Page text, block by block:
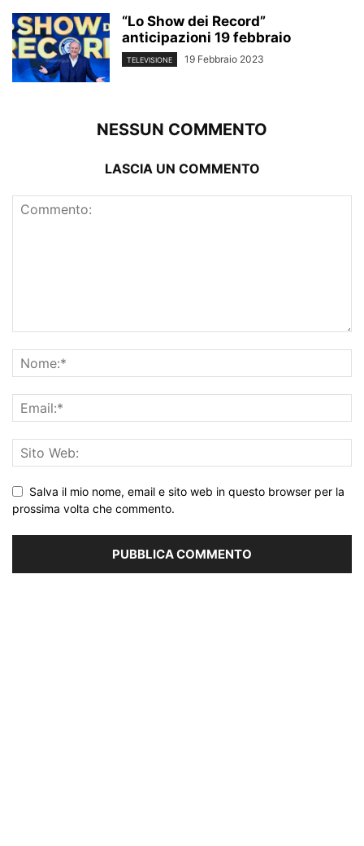
“Lo Show dei Record”
anticipazioni 19 febbraio
TELEVISIONE 19 Febbraio 2023
NESSUN COMMENTO
LASCIA UN COMMENTO
Salva il mio nome, email e sito web in questo browser per la
prossima volta che commento.